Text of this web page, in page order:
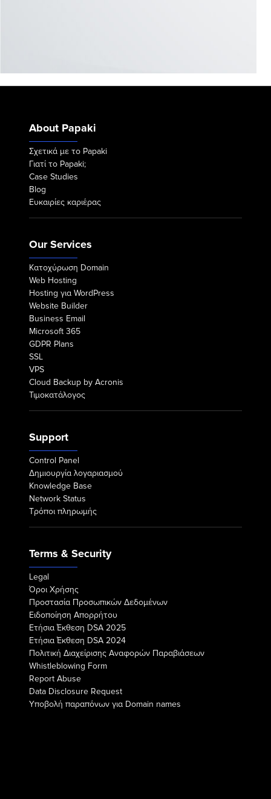
About Papaki
Σχετικά με το Papaki
Γιατί το Papaki;
Case Studies
Blog
Ευκαιρίες καριέρας
Our Services
Κατοχύρωση Domain
Web Hosting
Hosting για WordPress
Website Builder
Business Email
Microsoft 365
GDPR Plans
SSL
VPS
Cloud Backup by Acronis
Τιμοκατάλογος
Support
Control Panel
Δημιουργία λογαριασμού
Knowledge Base
Network Status
Τρόποι πληρωμής
Terms & Security
Legal
Όροι Χρήσης
Προστασία Προσωπικών Δεδομένων
Ειδοποίηση Απορρήτου
Eτήσια Έκθεση DSA 2025
Eτήσια Έκθεση DSA 2024
Πολιτική Διαχείρισης Αναφορών Παραβιάσεων
Whistleblowing Form
Report Abuse
Data Disclosure Request
Υποβολή παραπόνων για Domain names